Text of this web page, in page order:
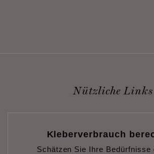
Nützliche Links
Kleberverbrauch
Schätzen Sie Ihre Bedürfnisse